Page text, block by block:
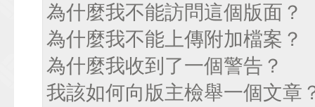
為什麼我不能訪問這個版面？
為什麼我不能上傳附加檔案？
為什麼我收到了一個警告？
我該如何向版主檢舉一個文章